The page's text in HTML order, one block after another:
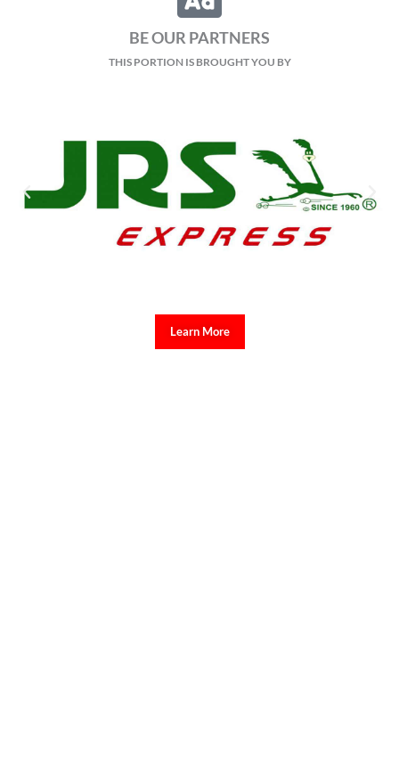
BE OUR PARTNERS
THIS PORTION IS BROUGHT YOU BY
Learn More